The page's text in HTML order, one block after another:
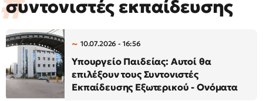
συντονιστές εκπαίδευσης
10.07.2026 - 16:56
Υπουργείο Παιδείας: Αυτοί θα
επιλέξουν τους Συντονιστές
Εκπαίδευσης Εξωτερικού - Ονόματα